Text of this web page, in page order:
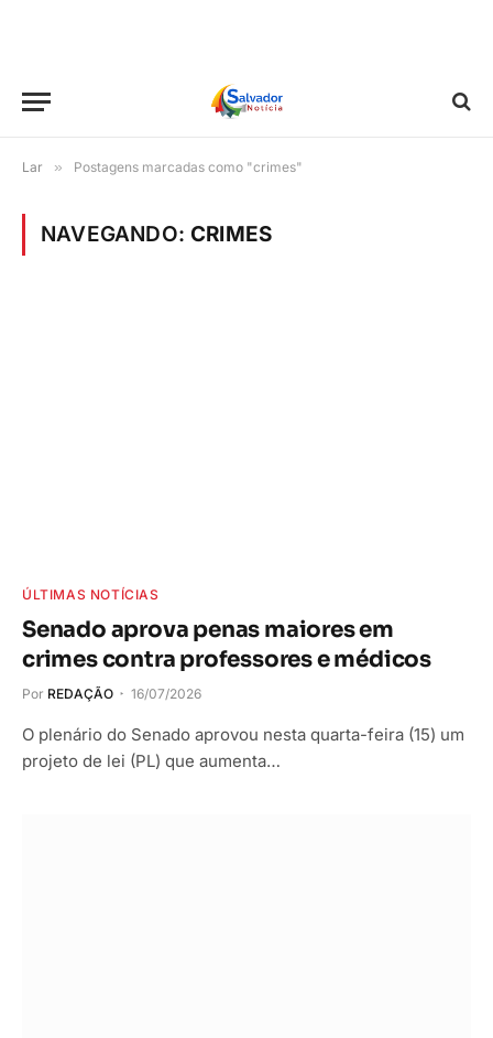
Lar » Postagens marcadas como "crimes"
NAVEGANDO: CRIMES
ÚLTIMAS NOTÍCIAS
Senado aprova penas maiores em
crimes contra professores e médicos
Por REDAÇÃO 16/07/2026
O plenário do Senado aprovou nesta quarta-feira (15) um
projeto de lei (PL) que aumenta…